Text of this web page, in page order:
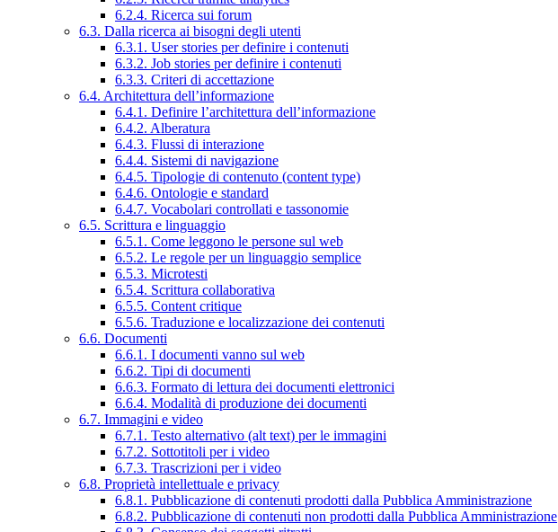
6.2.4. Ricerca sui forum
6.3. Dalla ricerca ai bisogni degli utenti
6.3.1. User stories per definire i contenuti
6.3.2. Job stories per definire i contenuti
6.3.3. Criteri di accettazione
6.4. Architettura dell’informazione
6.4.1. Definire l’architettura dell’informazione
6.4.2. Alberatura
6.4.3. Flussi di interazione
6.4.4. Sistemi di navigazione
6.4.5. Tipologie di contenuto (content type)
6.4.6. Ontologie e standard
6.4.7. Vocabolari controllati e tassonomie
6.5. Scrittura e linguaggio
6.5.1. Come leggono le persone sul web
6.5.2. Le regole per un linguaggio semplice
6.5.3. Microtesti
6.5.4. Scrittura collaborativa
6.5.5. Content critique
6.5.6. Traduzione e localizzazione dei contenuti
6.6. Documenti
6.6.1. I documenti vanno sul web
6.6.2. Tipi di documenti
6.6.3. Formato di lettura dei documenti elettronici
6.6.4. Modalità di produzione dei documenti
6.7. Immagini e video
6.7.1. Testo alternativo (alt text) per le immagini
6.7.2. Sottotitoli per i video
6.7.3. Trascrizioni per i video
6.8. Proprietà intellettuale e privacy
6.8.1. Pubblicazione di contenuti prodotti dalla Pubblica Amministrazione
6.8.2. Pubblicazione di contenuti non prodotti dalla Pubblica Amministrazione